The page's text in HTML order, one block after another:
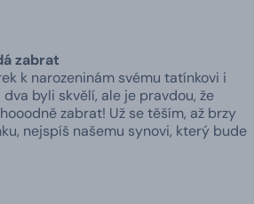
zabrat
k narozeninám svému tatínkovi i
byli skvělí, ale je pravdou, že
zabrat! Už se těším, až brzy
nejspíš našemu synovi, který bude